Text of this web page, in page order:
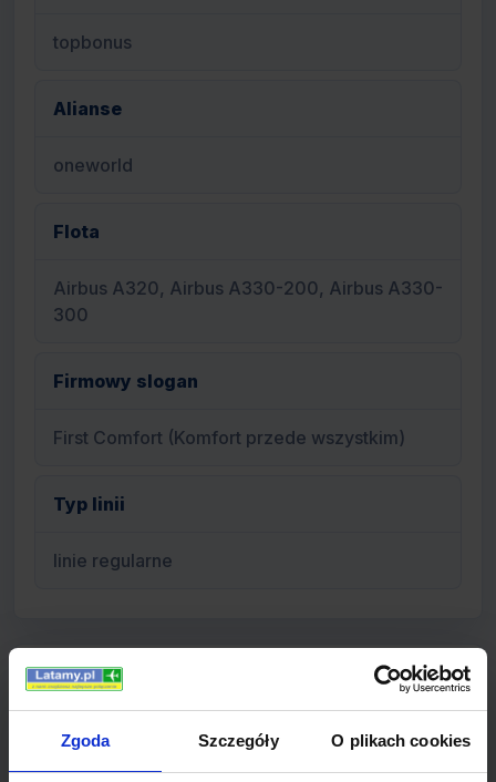
Zgoda Szczegóły O plikach cookies
topbonus
Alianse
oneworld
Flota
Airbus A320, Airbus A330-200, Airbus A330-
300
Firmowy slogan
First Comfort (Komfort przede wszystkim)
Typ linii
linie regularne
Informacje o linii LTU
LTU (LuftTransport-Unternehmen) to linie lotnicze z
siedzibą umiejscowioną w niemieckim